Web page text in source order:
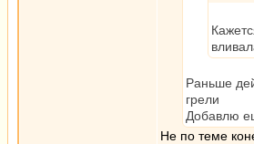
Раньше
грели
Добавлю
Не по теме